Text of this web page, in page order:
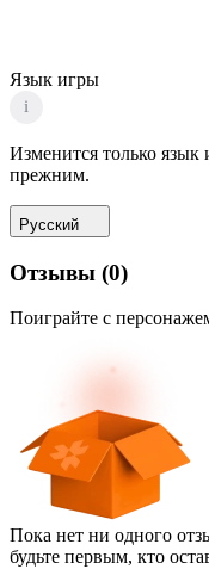
Язык игры
i
Изменится только язык
прежним.
Русский
Отзывы (0)
Поиграйте с
Пока нет ни одного
будьте первым, кто